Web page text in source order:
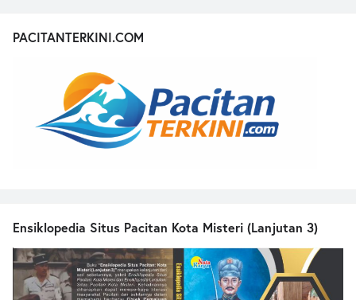
PACITANTERKINI.COM
Ensiklopedia Situs Pacitan Kota Misteri (Lanjutan 3)